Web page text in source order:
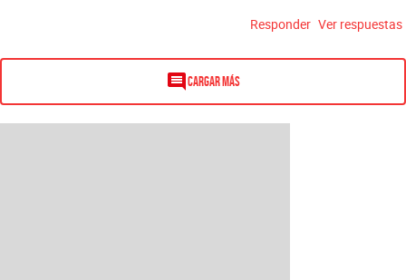
Responder Ver respuestas
Cargar más